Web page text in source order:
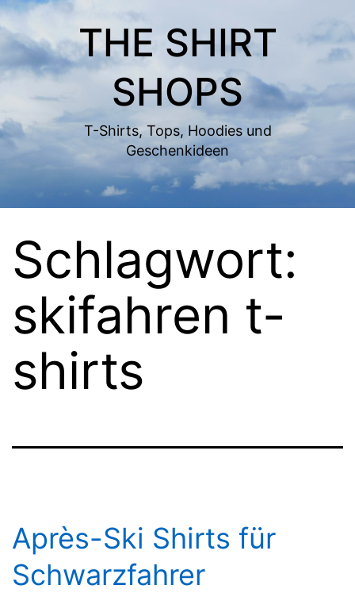
Zum
Inhalt
springen
THE SHIRT
SHOPS
T-Shirts, Tops, Hoodies und
Geschenkideen
Schlagwort:
skifahren t-
shirts
Après-Ski Shirts für
Schwarzfahrer